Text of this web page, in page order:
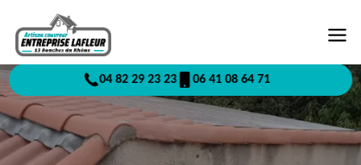
04 82 29 23 23 06 41 08 64 71